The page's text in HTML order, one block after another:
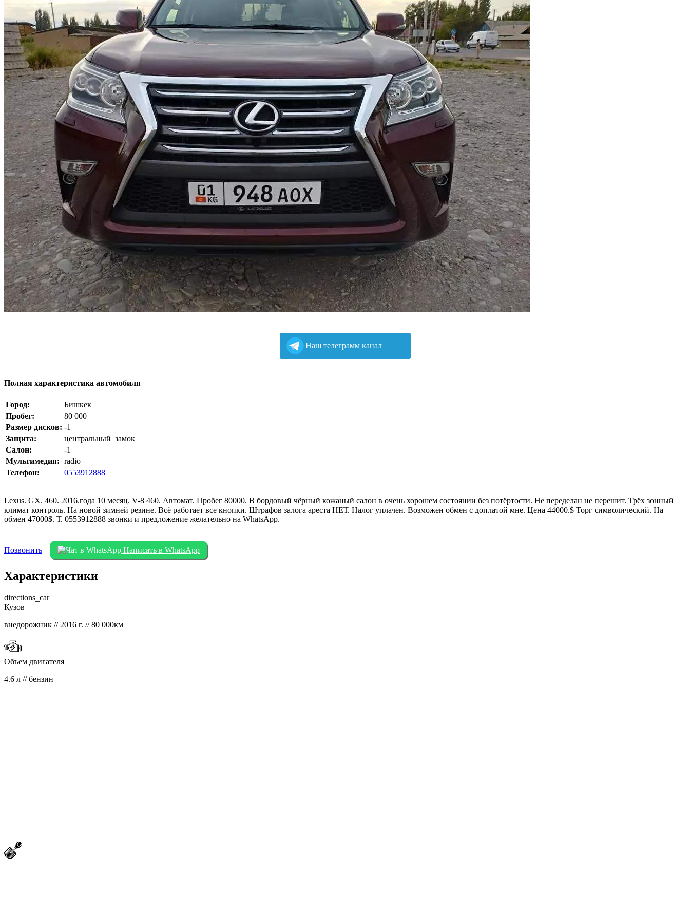
Наш телеграмм канал
Полная характеристика автомобиля
Город:
Бишкек
Пробег:
80 000
Размер дисков: -1
Защита:
центральный_замок
Салон:
-1
Мультимедия: radio
Телефон:
0553912888
Lexus. GX. 460. 2016.года 10 месяц. V-8 460. Автомат. Пробег 80000. В бордовый чёрный кожаный салон в очень хорошем состоянии без потёртости. Не переделан не перешит. Трёх зонный
климат контроль. На новой зимней резине. Всё работает все кнопки. Штрафов залога ареста НЕТ. Налог уплачен. Возможен обмен с доплатой мне. Цена 44000.$ Торг символический. На
обмен 47000$. Т. 0553912888 звонки и предложение желательно на WhatsApp.
Позвонить Написать в WhatsApp
Характеристики
directions_car
Кузов
внедорожник // 2016 г. // 80 000км
Объем двигателя
4.6 л // бензин